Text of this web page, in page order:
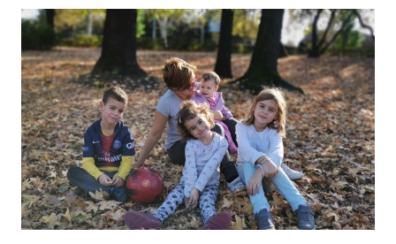
klupe